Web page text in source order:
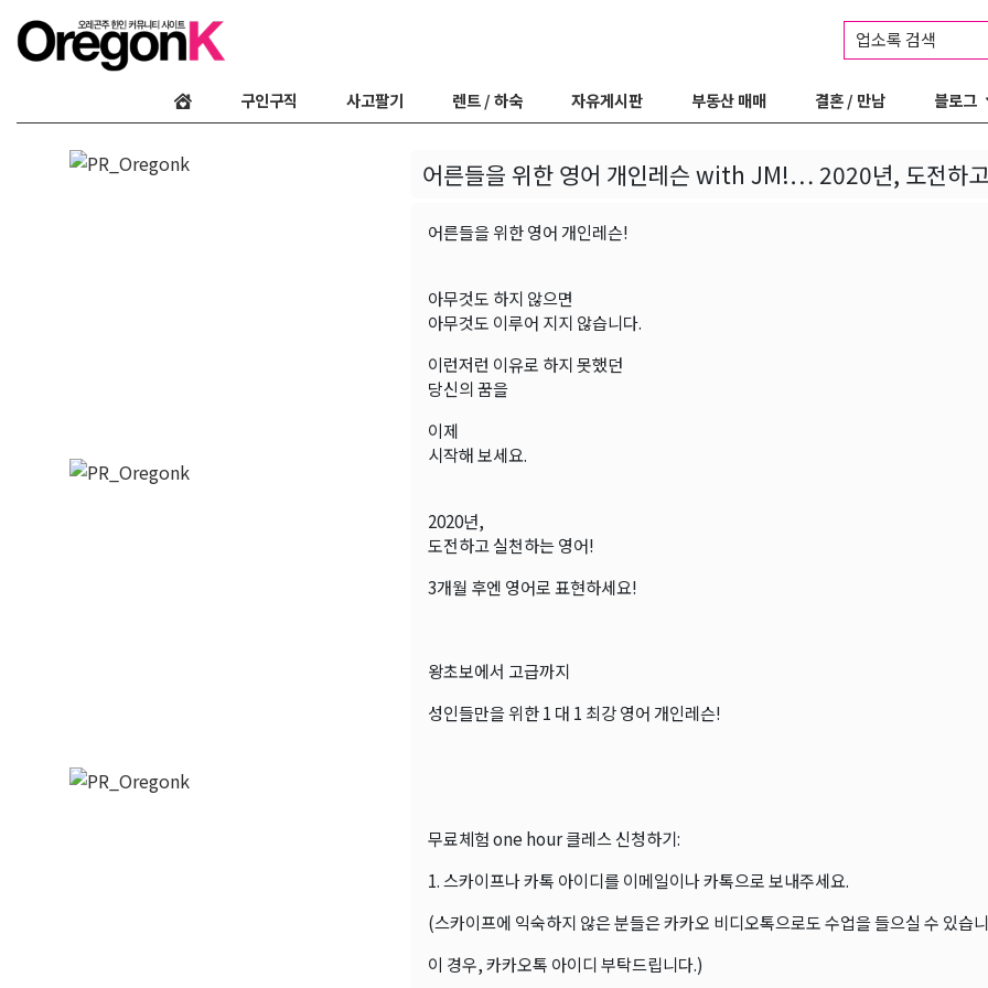
업소록 검색
구인구직 사고팔기 렌트 / 하숙 자유게시판 부동산 매매 결혼 / 만남 블로그
어른들을 위한 영어 개인레슨 with JM!… 2020년, 도전하
어른들을 위한 영어 개인레슨!
아무것도 하지 않으면
아무것도 이루어 지지 않습니다.
이런저런 이유로 하지 못했던
당신의 꿈을
이제
시작해 보세요.
2020년,
도전하고 실천하는 영어!
3개월 후엔 영어로 표현하세요!
왕초보에서 고급까지
성인들만을 위한 1 대 1 최강 영어 개인레슨!
무료체험 one hour 클레스 신청하기:
1. 스카이프나 카톡 아이디를 이메일이나 카톡으로 보내주세요.
(스카이프에 익숙하지 않은 분들은 카카오 비디오톡으로도 수업을 들으실 수 있습
이 경우, 카카오톡 아이디 부탁드립니다.)